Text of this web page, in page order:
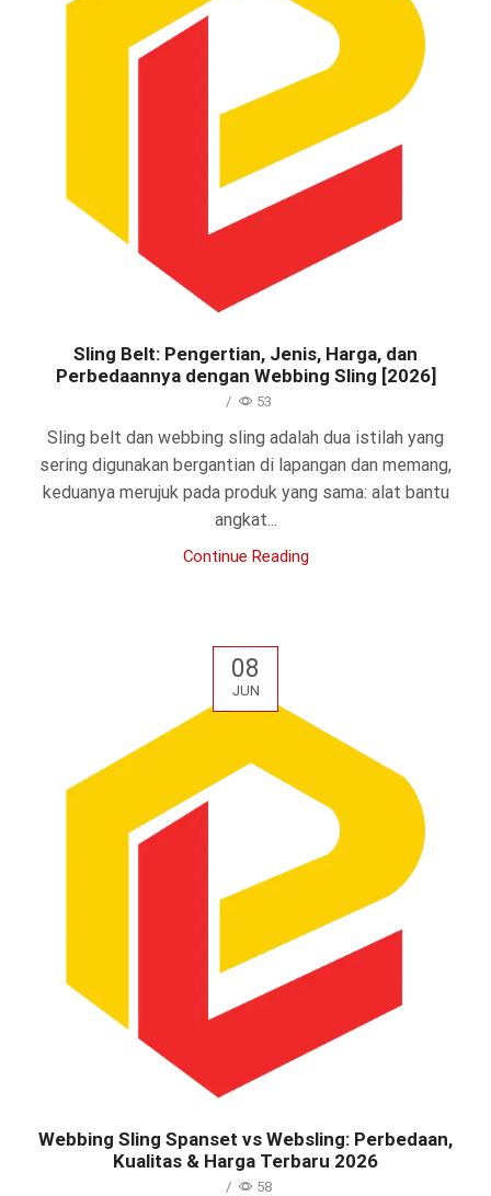
Sling Belt: Pengertian, Jenis, Harga, dan
Perbedaannya dengan Webbing Sling [2026]
/ 53
Sling belt dan webbing sling adalah dua istilah yang
sering digunakan bergantian di lapangan dan memang,
keduanya merujuk pada produk yang sama: alat bantu
angkat...
Continue Reading
08
JUN
Webbing Sling Spanset vs Websling: Perbedaan,
Kualitas & Harga Terbaru 2026
/ 58